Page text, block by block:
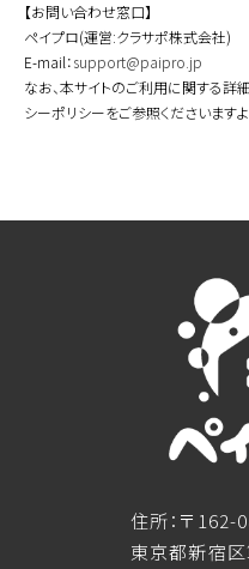
【お問い合わせ窓口】
ペイプロ(運営:クラサポ株式会社)
E-mail：support@paipro.jp
なお、本サイトのご利用に関する詳
シーポリシーをご参照くださいます
住所：〒162-
東京都新宿